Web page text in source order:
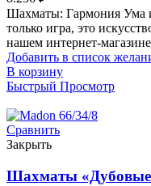
Шахматы: Гармония Ума
только игра, это
нашем интернет-магазине
Добавить в список
В корзину
Быстрый Просмотр
Сравнить
Закрыть
Шахматы